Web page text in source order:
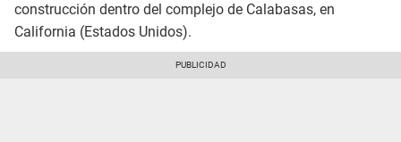
construcción dentro del complejo de Calabasas, en
California (Estados Unidos).